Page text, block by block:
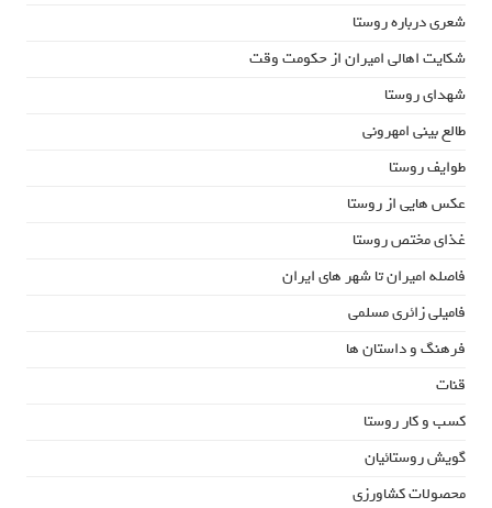
شعری درباره روستا
شکایت اهالی امیران از حکومت وقت
شهدای روستا
طالع بینی امهرونی
طوایف روستا
عکس هایی از روستا
غذای مختص روستا
فاصله امیران تا شهر های ایران
فامیلی زائری مسلمی
فرهنگ و داستان ها
قنات
کسب و کار روستا
گویش روستائیان
محصولات کشاورزی